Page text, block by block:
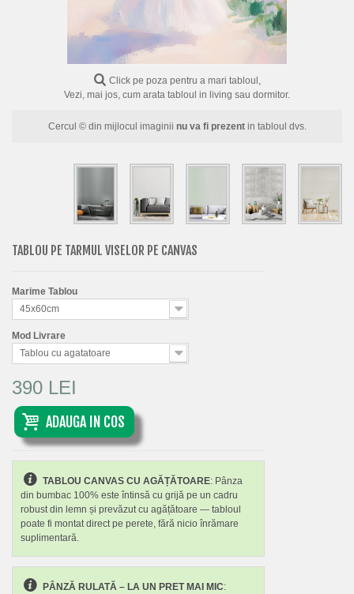
Click pe poza pentru a mari tabloul,
Vezi, mai jos, cum arata tabloul in living sau dormitor.
Cercul © din mijlocul imaginii nu va fi prezentin tabloul dvs.
TABLOU PE TARMUL VISELOR PE CANVAS
Marime Tablou
45x60cm
Mod Livrare
Tablou cu agatatoare
390 LEI
ADAUGA IN COS
TABLOU CANVAS CU AGĂȚĂTOARE: Pânza
din bumbac 100% este întinsă cu grijă pe un cadru
robust din lemn și prevăzut cu agățătoare — tabloul
poate fi montat direct pe perete, fără nicio înrămare
suplimentară.
PÂNZĂ RULATĂ – LA UN PRET MAI MIC: